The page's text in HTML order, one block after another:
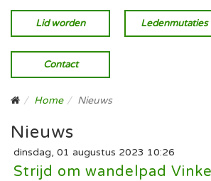
Lid worden Ledenmutaties
Contact
Home Nieuws
Nieuws
dinsdag, 01 augustus 2023 10:26
Strijd om wandelpad